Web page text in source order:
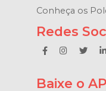
Conheça os
Redes
Baixe o